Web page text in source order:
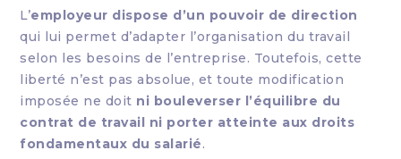
L’employeur dispose d’un pouvoir de direction
qui lui permet d’adapter l’organisation du travail
selon les besoins de l’entreprise. Toutefois, cette
liberté n’est pas absolue, et toute modification
imposée ne doit ni bouleverser l’équilibre du
contrat de travail ni porter atteinte aux droits
fondamentaux du salarié.